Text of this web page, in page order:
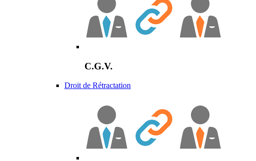
C.G.V.
Droit de Rétractation